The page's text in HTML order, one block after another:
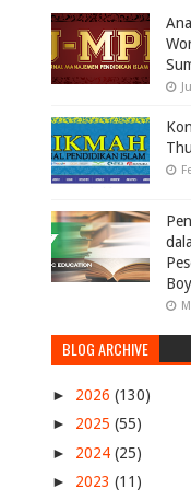
BLOG ARCHIVE
► 2026 (130)
► 2025 (55)
► 2024 (25)
► 2023 (11)